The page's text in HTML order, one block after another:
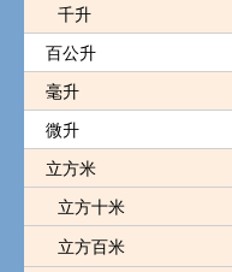
千升
百公升
毫升
微升
立方米
立方十米
立方百米